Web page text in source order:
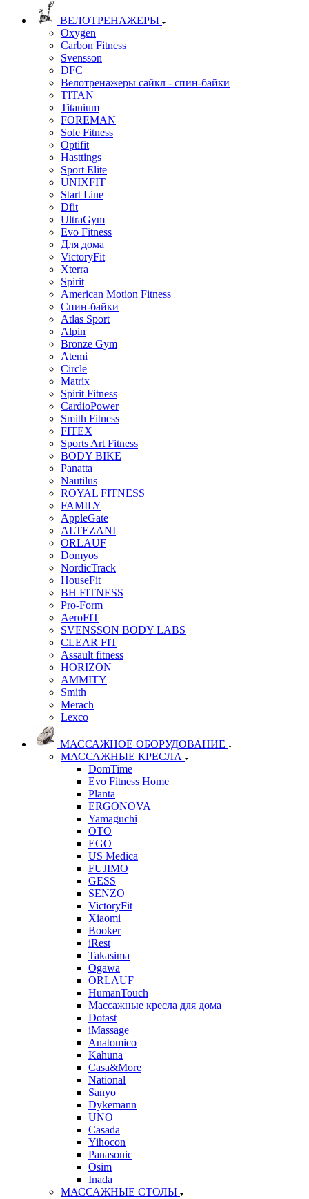
ВЕЛОТРЕНАЖЕРЫ
Oxygen
Carbon Fitness
Svensson
DFC
Велотренажеры сайкл - спин-байки
TITAN
Titanium
FOREMAN
Sole Fitness
Optifit
Hasttings
Sport Elite
UNIXFIT
Start Line
Dfit
UltraGym
Evo Fitness
Для дома
VictoryFit
Xterra
Spirit
American Motion Fitness
Спин-байки
Atlas Sport
Alpin
Bronze Gym
Atemi
Circle
Matrix
Spirit Fitness
CardioPower
Smith Fitness
FITEX
Sports Art Fitness
BODY BIKE
Panatta
Nautilus
ROYAL FITNESS
FAMILY
AppleGate
ALTEZANI
ORLAUF
Domyos
NordicTrack
HouseFit
BH FITNESS
Pro-Form
AeroFIT
SVENSSON BODY LABS
CLEAR FIT
Assault fitness
HORIZON
AMMITY
Smith
Merach
Lexco
МАССАЖНОЕ ОБОРУДОВАНИЕ
МАССАЖНЫЕ КРЕСЛА
DomTime
Evo Fitness Home
Planta
ERGONOVA
Yamaguchi
OTO
EGO
US Medica
FUJIMO
GESS
SENZO
VictoryFit
Xiaomi
Booker
iRest
Takasima
Ogawa
ORLAUF
HumanTouch
Массажные кресла для дома
Dotast
iMassage
Anatomico
Kahuna
Casa&More
National
Sanyo
Dykemann
UNO
Casada
Yihocon
Panasonic
Osim
Inada
МАССАЖНЫЕ СТОЛЫ